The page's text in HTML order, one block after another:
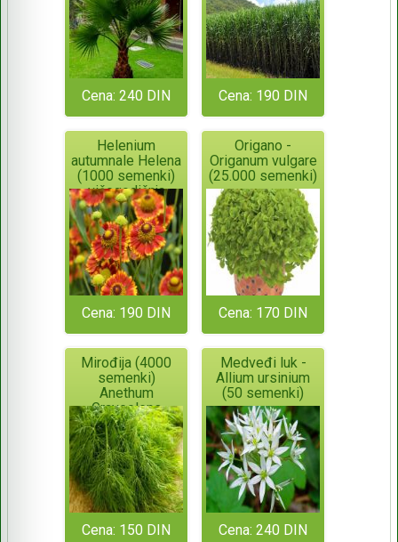
Cena: 240 DIN Cena: 190 DIN
Helenium
autumnale Helena
(1000 semenki)
višegodišnja
Cena: 190 DIN
Origano -
Origanum vulgare
(25.000 semenki)
Cena: 170 DIN
Mirođija (4000
semenki)
Anethum
Graveolens
Cena: 150 DIN
Medveđi luk -
Allium ursinium
(50 semenki)
Cena: 240 DIN